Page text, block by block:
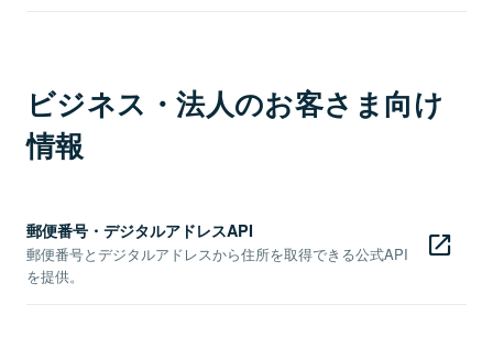
ビジネス・法人のお客さま向け
情報
郵便番号・デジタルアドレスAPI
郵便番号とデジタルアドレスから住所を取得できる公式API
を提供。